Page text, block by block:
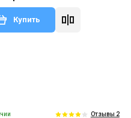
Купить
Отзывы 2